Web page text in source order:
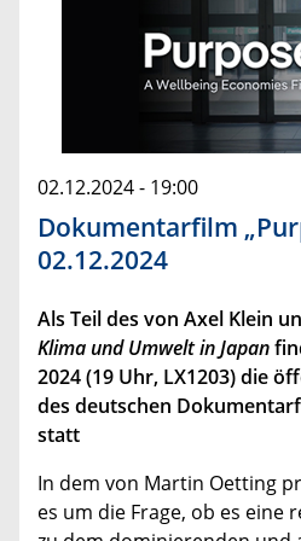
02.12.2024 - 19:00
Dokumentarfilm
02.12.2024
Als Teil des von Axel Klein
Klima und Umwelt in Japan
2024 (19 Uhr, LX1203) die
des deutschen
statt
In dem von Martin Oetting
es um die Frage, ob es eine